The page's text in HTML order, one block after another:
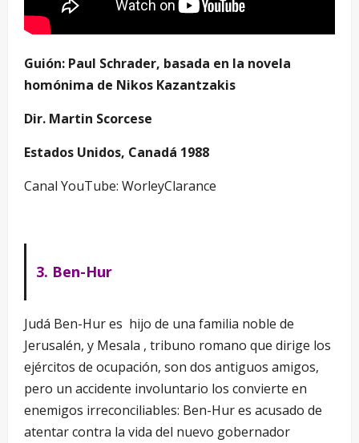
Guión: Paul Schrader, basada en la novela
homónima de Nikos Kazantzakis
Dir. Martin Scorcese
Estados Unidos, Canadá 1988
Canal YouTube: WorleyClarance
3. Ben-Hur
Judá Ben-Hur es hijo de una familia noble de
Jerusalén, y Mesala , tribuno romano que dirige los
ejércitos de ocupación, son dos antiguos amigos,
pero un accidente involuntario los convierte en
enemigos irreconciliables: Ben-Hur es acusado de
atentar contra la vida del nuevo gobernador